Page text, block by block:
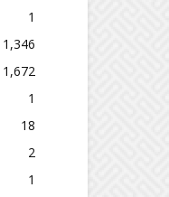
1
1,346
1,672
1
18
2
1